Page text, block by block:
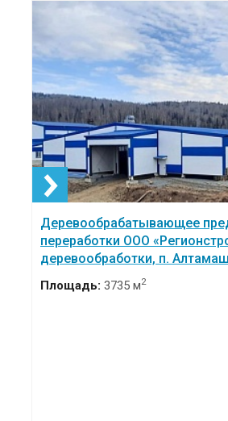
Деревообрабатывающее
переработки ООО
деревообработки, п. Алтамаш
Площадь: 3735 м2